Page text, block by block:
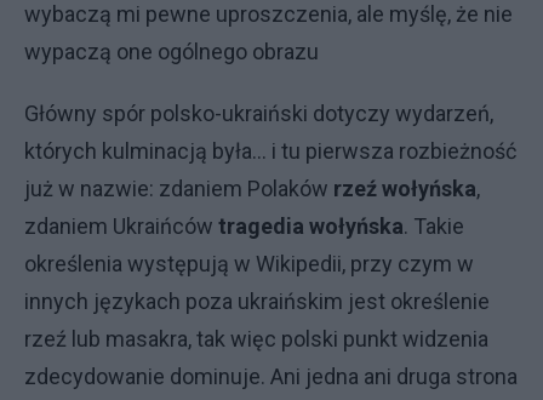
wybaczą mi pewne uproszczenia, ale myślę, że nie
wypaczą one ogólnego obrazu
Główny spór polsko-ukraiński dotyczy wydarzeń,
których kulminacją była... i tu pierwsza rozbieżność
już w nazwie: zdaniem Polaków rzeź wołyńska,
zdaniem Ukraińców tragedia wołyńska. Takie
określenia występują w Wikipedii, przy czym w
innych językach poza ukraińskim jest określenie
rzeź lub masakra, tak więc polski punkt widzenia
zdecydowanie dominuje. Ani jedna ani druga strona